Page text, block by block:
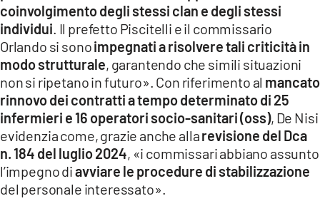
coinvolgimento degli stessi clan e degli stessi
individui . Il prefetto Piscitelli e il commissario
Orlando si sonoimpegnati a risolvere tali criticità in
modo strutturale, garantendo che simili situazioni
non si ripetano in futuro». Con riferimento al mancato
rinnovo dei contratti a tempo determinato di 25
infermieri e 16 operatori socio-sanitari (oss), De Nisi
evidenzia come, grazie anche allarevisione del Dca
n. 184 del luglio 2024, «i commissari abbiano assunto
l’impegno diavviare le procedure di stabilizzazione
del personale interessato».